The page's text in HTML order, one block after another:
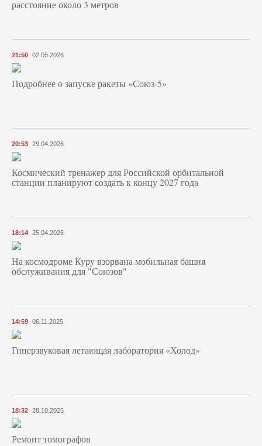
расстояние около 3 метров
21:50 02.05.2026
Подробнее о запуске ракеты «Союз‑5»
20:53 29.04.2026
Космический тренажер для Российской орбитальной
станции планируют создать к концу 2027 года
18:14 25.04.2026
На космодроме Куру взорвана мобильная башня
обслуживания для "Союзов"
14:59 06.11.2025
Гиперзвуковая летающая лаборатория «Холод»
18:32 28.10.2025
Ремонт томографов